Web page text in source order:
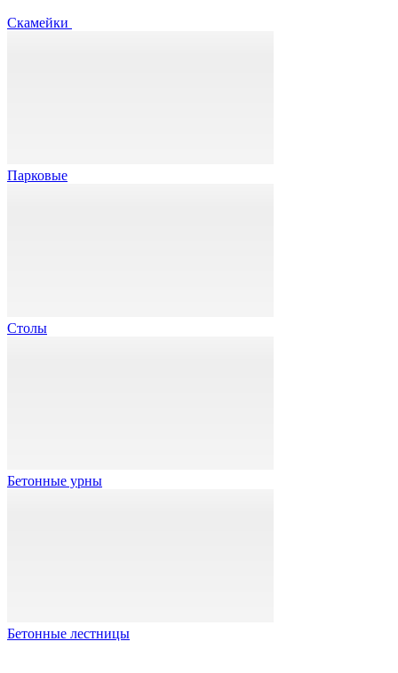
Скамейки
Парковые
Столы
Бетонные урны
Бетонные лестницы